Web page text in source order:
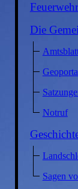
Feuerwehr
Die
Notruf
Sagen